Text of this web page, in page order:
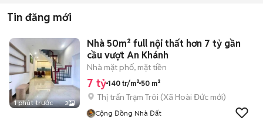
Tin đăng mới
1 phút trước 3
Nhà 50m² full nội thất hơn 7 tỷ gần
cầu vượt An Khánh
Nhà mặt phố, mặt tiền
7 tỷ 140 tr/m² 50 m²
Thị trấn Trạm Trôi (Xã Hoài Đức mới)
Cộng Đồng Nhà Đất